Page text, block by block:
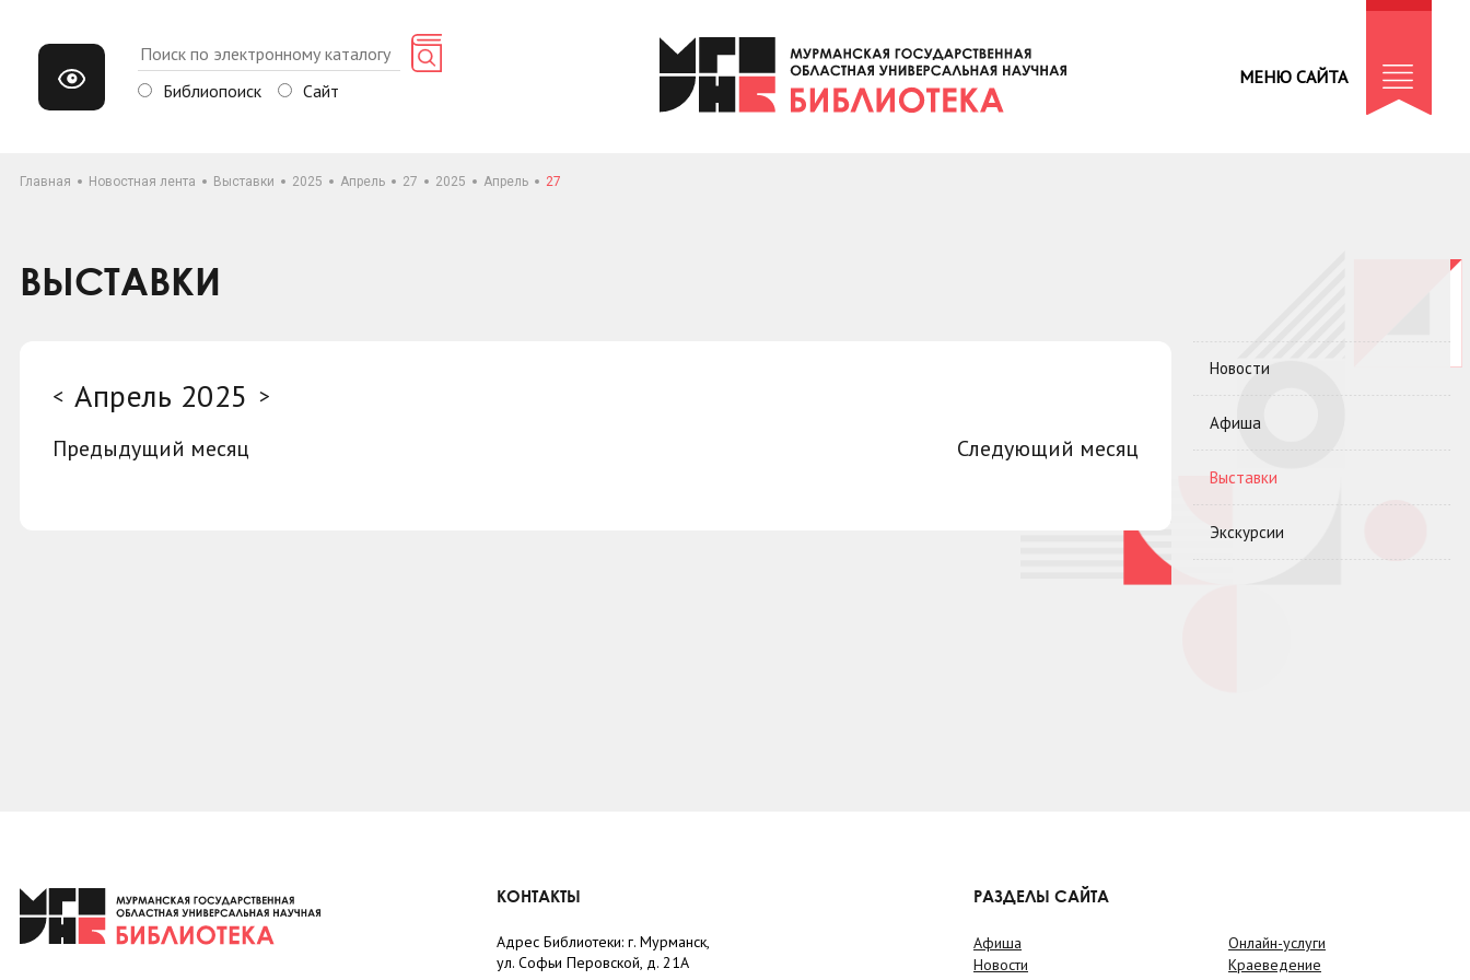
Библиопоиск Сайт
МЕНЮ САЙТА
Главная Новостная лента Выставки 2025 Апрель 27 2025 Апрель 27
ВЫСТАВКИ
< Апрель 2025 >
Предыдущий месяц
Следующий месяц
Новости
Афиша
Выставки
Экскурсии
КОНТАКТЫ
Адрес Библиотеки: г. Мурманск,
ул. Софьи Перовской, д. 21А
РАЗДЕЛЫ САЙТА
Афиша
Новости
Онлайн-услуги
Краеведение